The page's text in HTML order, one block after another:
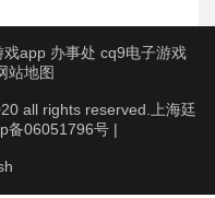
戏app 办事处 cq9电子游戏
站地图
all rights reserved.上海廷
备06051796号 |